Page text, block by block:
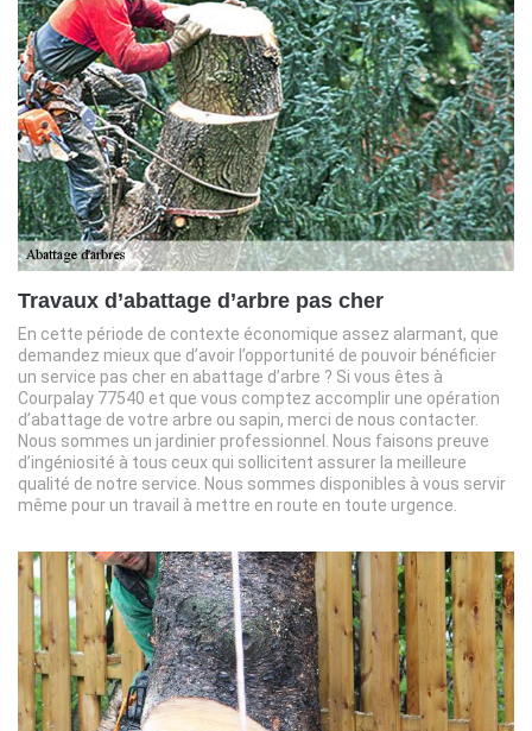
Travaux d’abattage d’arbre pas cher
En cette période de contexte économique assez alarmant, que
demandez mieux que d’avoir l’opportunité de pouvoir bénéficier
un service pas cher en abattage d’arbre ? Si vous êtes à
Courpalay 77540 et que vous comptez accomplir une opération
d’abattage de votre arbre ou sapin, merci de nous contacter.
Nous sommes un jardinier professionnel. Nous faisons preuve
d’ingéniosité à tous ceux qui sollicitent assurer la meilleure
qualité de notre service. Nous sommes disponibles à vous servir
même pour un travail à mettre en route en toute urgence.